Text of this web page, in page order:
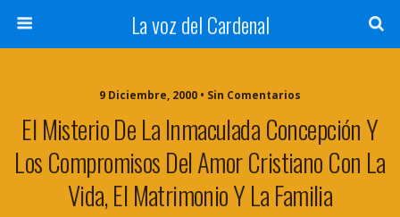
La voz del Cardenal
9 Diciembre, 2000 • Sin Comentarios
El Misterio De La Inmaculada Concepción Y
Los Compromisos Del Amor Cristiano Con La
Vida, El Matrimonio Y La Familia